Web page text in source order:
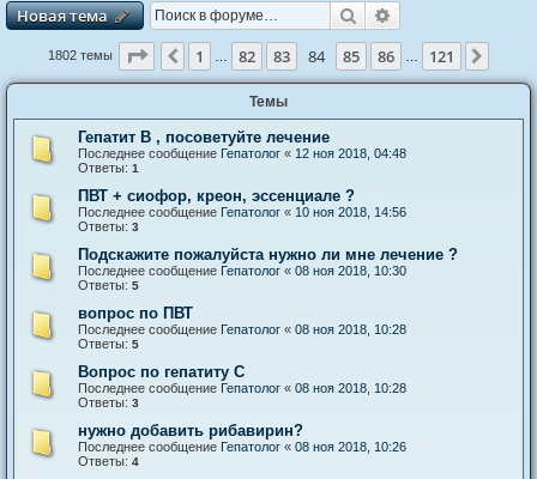
Новая тема
Новаятема Поиск
1802 темы Страница 84из 121
Пред.
1 82 83 84 85 86 121
Темы
Гепатит В , посоветуйте лечение
Последнее сообщение Гепатолог « 12 ноя 2018, 04:48
Ответы: 1
ПВТ + сиофор, креон, эссенциале ?
Последнее сообщение Гепатолог « 10 ноя 2018, 14:56
Ответы: 3
Подскажите пожалуйста нужно ли мне лечение ?
Последнее сообщение Гепатолог « 08 ноя 2018, 10:30
Ответы: 5
вопрос по ПВТ
Последнее сообщение Гепатолог « 08 ноя 2018, 10:28
Ответы: 5
Вопрос по гепатиту С
Последнее сообщение Гепатолог « 08 ноя 2018, 10:28
Ответы: 3
нужно добавить рибавирин?
Последнее сообщение Гепатолог « 08 ноя 2018, 10:26
Ответы: 4